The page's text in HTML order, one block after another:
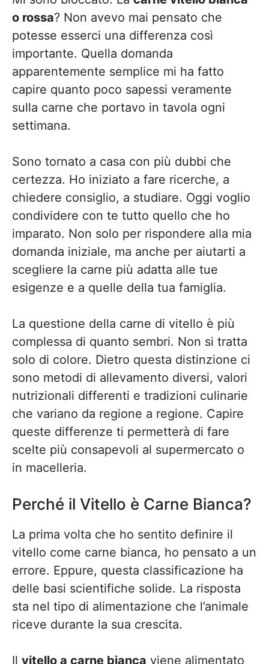
o rossa? Non avevo mai pensato che
potesse esserci una differenza così
importante. Quella domanda
apparentemente semplice mi ha fatto
capire quanto poco sapessi veramente
sulla carne che portavo in tavola ogni
settimana.
Sono tornato a casa con più dubbi che
certezza. Ho iniziato a fare ricerche, a
chiedere consiglio, a studiare. Oggi voglio
condividere con te tutto quello che ho
imparato. Non solo per rispondere alla mia
domanda iniziale, ma anche per aiutarti a
scegliere la carne più adatta alle tue
esigenze e a quelle della tua famiglia.
La questione della carne di vitello è più
complessa di quanto sembri. Non si tratta
solo di colore. Dietro questa distinzione ci
sono metodi di allevamento diversi, valori
nutrizionali differenti e tradizioni culinarie
che variano da regione a regione. Capire
queste differenze ti permetterà di fare
scelte più consapevoli al supermercato o
in macelleria.
Perché il Vitello è Carne Bianca?
La prima volta che ho sentito definire il
vitello come carne bianca, ho pensato a un
errore. Eppure, questa classificazione ha
delle basi scientifiche solide. La risposta
sta nel tipo di alimentazione che l’animale
riceve durante la sua crescita.
Il vitello a carne bianca viene alimentato